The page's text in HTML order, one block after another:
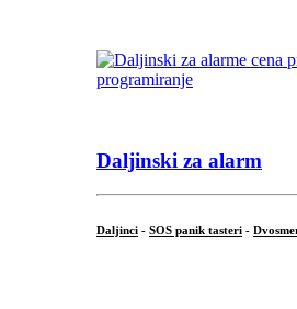
Daljinski za alarm
Daljinci - SOS panik tasteri -